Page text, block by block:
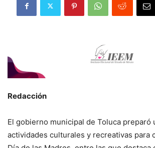
Redacción
El gobierno municipal de Toluca preparó
actividades culturales y recreativas para